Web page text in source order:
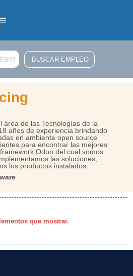
área de las Tecnologías de la
años de experiencia brindando
en ambiente open source.
para encontrar las mejores
Odoo del cual somos
las soluciones,
los productos instalados.
que mostrar.